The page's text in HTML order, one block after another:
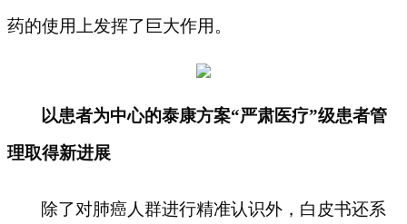
药的使用上发挥了巨大作用。
以患者为中心的泰康方案“严肃医疗”级患者管
理取得新进展
除了对肺癌人群进行精准认识外，白皮书还系